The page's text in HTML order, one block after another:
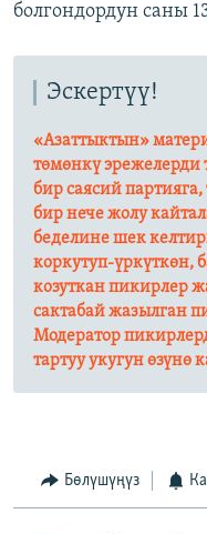
болгондордун саны
Эскертүү!
«Азаттыктын»
төмөнкү эрежелерди
бир саясий партияга,
бир нече жолу
беделине шек
коркутуп-үркүткөн,
козуткан пикирлер
сактабай жазылган
Модератор
тартуу укугун өзүнө
Бөлүшүңүз